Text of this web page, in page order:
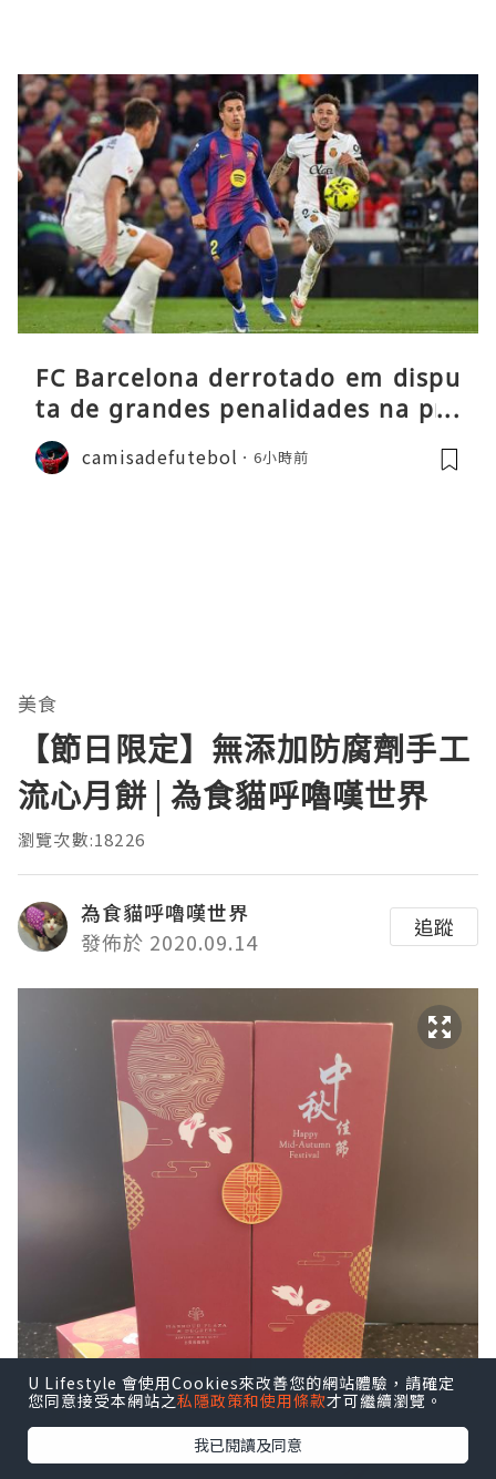
FC Barcelona derrotado em dispu
ta de grandes penalidades na pré
-época
camisadefutebol 6小時前
美食
【節日限定】無添加防腐劑手工
流心月餅│為食貓呼嚕嘆世界
瀏覽次數:18226
為食貓呼嚕嘆世界
發佈於 2020.09.14
追蹤
U Lifestyle 會使用Cookies來改善您的網站體驗，請確定
您同意接受本網站之私隱政策和使用條款才可繼續瀏覽。
我已閱讀及同意